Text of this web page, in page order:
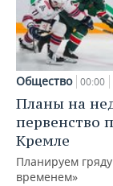
Общество 00:00
Планы на
первенство
Кремле
Планируем
временем»